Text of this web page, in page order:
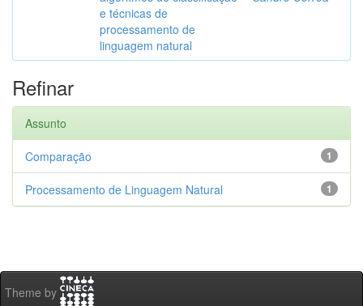
e técnicas de
processamento de
linguagem natural
Refinar
Assunto
1
Comparação
1
Processamento de Linguagem Natural
Theme by